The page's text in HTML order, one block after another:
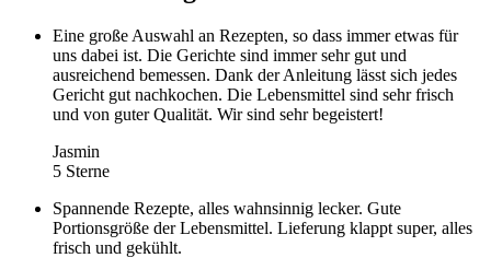
Eine große Auswahl an Rezepten, so dass immer etwas für
uns dabei ist. Die Gerichte sind immer sehr gut und
ausreichend bemessen. Dank der Anleitung lässt sich jedes
Gericht gut nachkochen. Die Lebensmittel sind sehr frisch
und von guter Qualität. Wir sind sehr begeistert!
Jasmin
5 Sterne
Spannende Rezepte, alles wahnsinnig lecker. Gute
Portionsgröße der Lebensmittel. Lieferung klappt super, alles
frisch und gekühlt.